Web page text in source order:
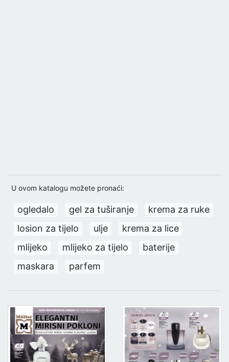
U ovom katalogu možete pronaći:
ogledalo gel za tuširanje
krema za ruke
losion za tijelo
ulje
krema za lice
mlijeko
mlijeko za tijelo
baterije
maskara
parfem